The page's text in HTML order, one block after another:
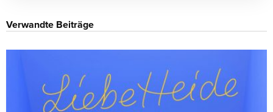
Verwandte Beiträge